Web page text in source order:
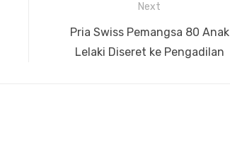
Next
Next
post:
Pria Swiss Pemangsa 80 Anak
Lelaki Diseret ke Pengadilan